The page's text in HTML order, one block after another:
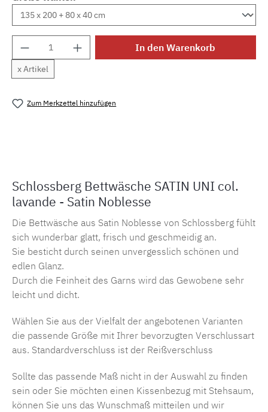
Produkt Anzahl: Gib den gewünschten
x Artikel
In den Warenkorb
Zum Merkzettel hinzufügen
Schlossberg Bettwäsche SATIN UNI col.
lavande - Satin Noblesse
Die Bettwäsche aus Satin Noblesse von Schlossberg fühlt
sich wunderbar glatt, frisch und geschmeidig an.
Sie besticht durch seinen unvergesslich schönen und
edlen Glanz.
Durch die Feinheit des Garns wird das Gewobene sehr
leicht und dicht.
Wählen Sie aus der Vielfalt der angebotenen Varianten
die passende Größe mit Ihrer bevorzugten Verschlussart
aus. Standardverschluss ist der Reißverschluss
Sollte das passende Maß nicht in der Auswahl zu finden
sein oder Sie möchten einen Kissenbezug mit Stehsaum,
können Sie uns das Wunschmaß mitteilen und wir